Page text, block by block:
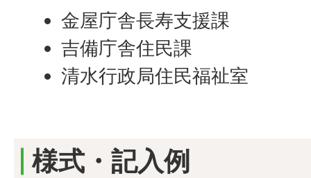
金屋庁舎長寿支援課
吉備庁舎住民課
清水行政局住民福祉室
様式・記入例